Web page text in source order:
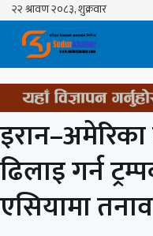
Skip
content
इरान–अमेरिका
ढिलाइ गर्न
एसियामा